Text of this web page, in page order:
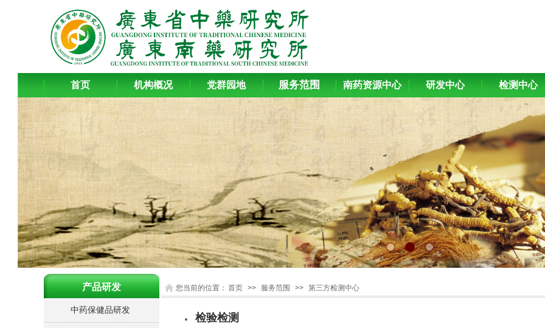
首页 机构概况 党群园地 服务范围 南药资源中心 研发中心 检测中心
产品研发 您当前的位置： 首页 >> 服务范围 >> 第三方检测中心
中药保健品研发
检验检测
三伏将至，养生正当时 广东省